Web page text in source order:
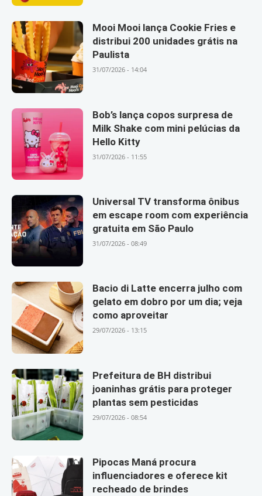
Mooi Mooi lança Cookie Fries e
distribui 200 unidades grátis na
Paulista
31/07/2026 - 14:04
Bob’s lança copos surpresa de
Milk Shake com mini pelúcias da
Hello Kitty
31/07/2026 - 11:55
Universal TV transforma ônibus
em escape room com experiência
gratuita em São Paulo
31/07/2026 - 08:49
Bacio di Latte encerra julho com
gelato em dobro por um dia; veja
como aproveitar
29/07/2026 - 13:15
Prefeitura de BH distribui
joaninhas grátis para proteger
plantas sem pesticidas
29/07/2026 - 08:54
Pipocas Maná procura
influenciadores e oferece kit
recheado de brindes